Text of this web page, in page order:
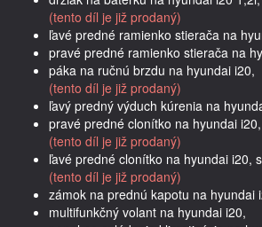
(tento díl je již prodaný)
ľavé predné ramienko stierača na
pravé predné ramienko stierača na
páka na ručnú brzdu na hyundai i20,
(tento díl je již prodaný)
ľavý predný výduch kúrenia na
pravé predné clonítko na hyundai
(tento díl je již prodaný)
ľavé predné clonítko na hyundai i20,
(tento díl je již prodaný)
zámok na prednú kapotu na hyundai
multifunkčný volant na hyundai i20,